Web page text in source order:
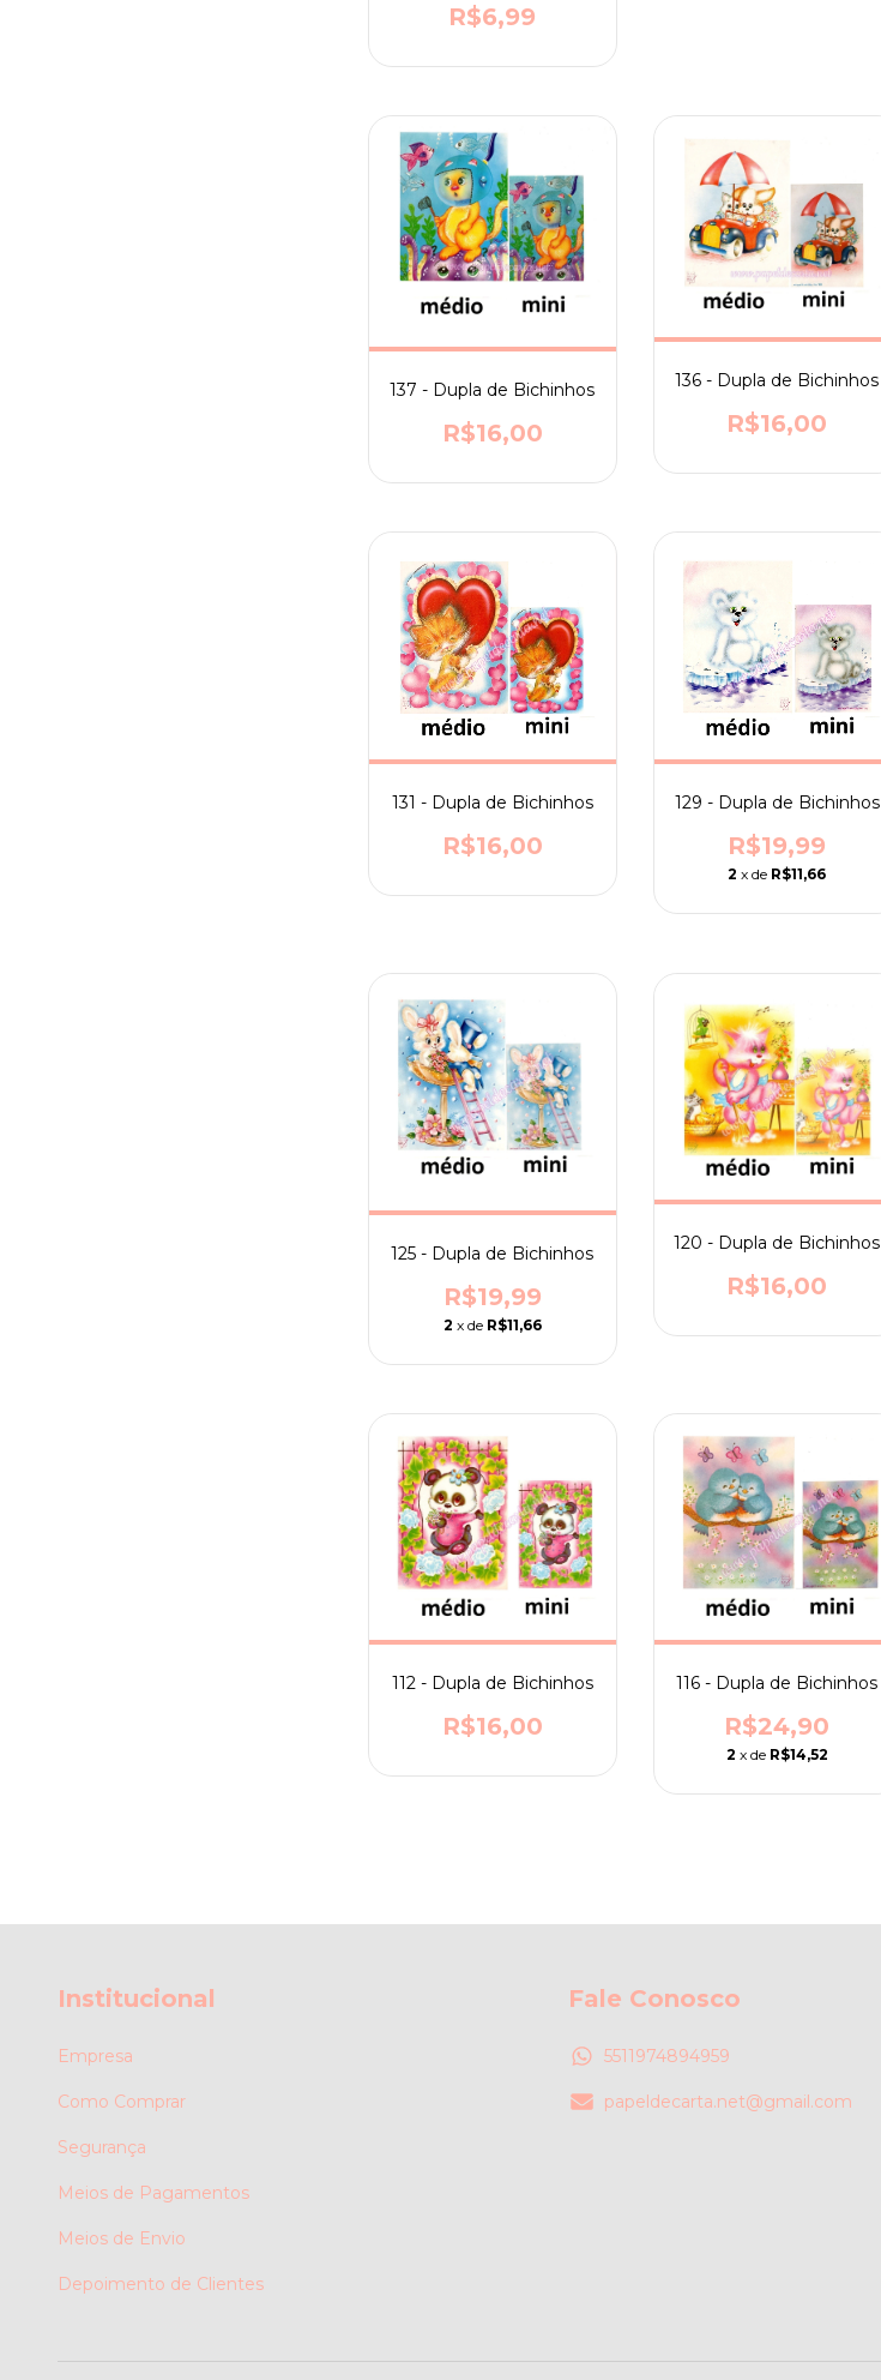
R$6,99
137 - Dupla de Bichinhos
R$16,00
136 - Dupla de Bichinhos
R$16,00
131 - Dupla de Bichinhos
R$16,00
129 - Dupla de Bichinhos
R$19,99
2 x de R$11,66
125 - Dupla de Bichinhos
R$19,99
2 x de R$11,66
120 - Dupla de Bichinhos
R$16,00
112 - Dupla de Bichinhos
R$16,00
116 - Dupla de Bichinhos
R$24,90
2 x de R$14,52
Institucional
Empresa
Como Comprar
Segurança
Meios de Pagamentos
Meios de Envio
Depoimento de Clientes
Fale Conosco
5511974894959
papeldecarta.net@gmail.com